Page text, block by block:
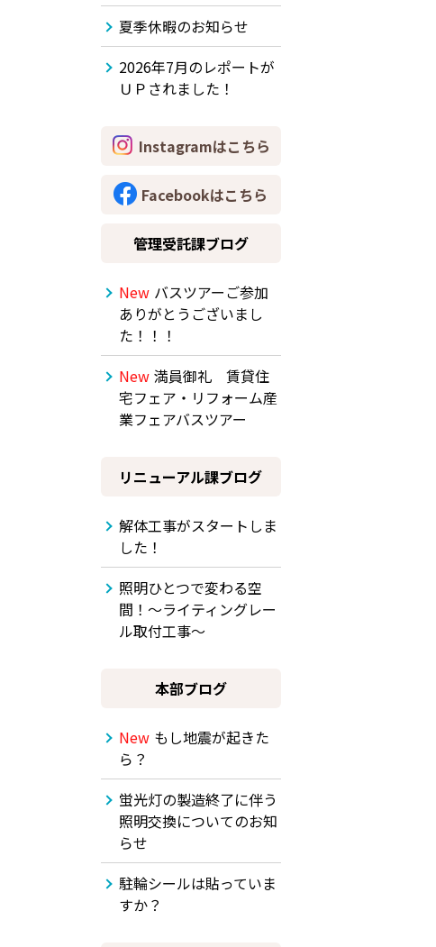
夏季休暇のお知らせ
2026年7月のレポートが
ＵＰされました！
Instagramはこちら
Facebookはこちら
管理受託課ブログ
New バスツアーご参加
ありがとうございまし
た！！！
New 満員御礼 賃貸住
宅フェア・リフォーム産
業フェアバスツアー
リニューアル課ブログ
解体工事がスタートしま
した！
照明ひとつで変わる空
間！～ライティングレー
ル取付工事～
本部ブログ
New もし地震が起きた
ら？
蛍光灯の製造終了に伴う
照明交換についてのお知
らせ
駐輪シールは貼っていま
すか？